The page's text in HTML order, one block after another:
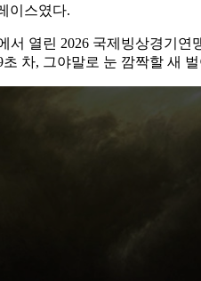
이스였다.
열린 2026 국제빙상경기
차, 그야말로 눈 깜짝할 새